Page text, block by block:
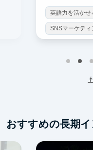
英語力を活かせ
SNSマーケティ
交通費支給
おすすめの長期